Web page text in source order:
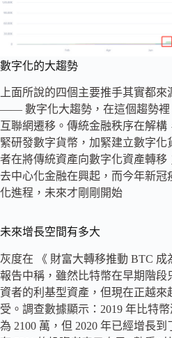
數字化的大趨勢
上面所說的四個主要推手其實都
—— 數字化大趨勢，在這個趨勢裡
互聯網遷移。傳統金融秩序在解構
緊研發數字貨幣，加緊建立數字化
者在將傳統資產向數字化資產轉移
去中心化金融在興起，而今年新冠
化進程，未來才剛剛開始
未來增長空間有多大
灰度在 《 財富大轉移推動 BTC 成
報告中稱，雖然比特幣在早期階段
資者的利基型資產，但現在正越來
受。調查數據顯示：2019 年比特
為 2100 萬，但 2020 年已經增長到